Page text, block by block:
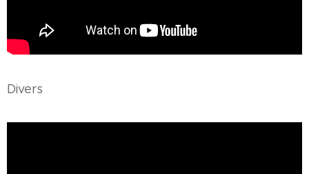
Divers